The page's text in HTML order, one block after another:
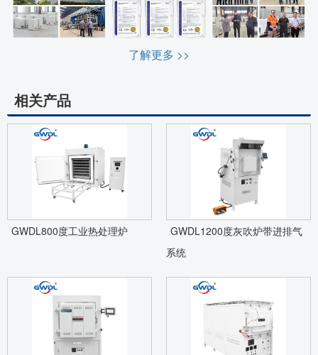
了解更多 >>
相关产品
GWDL800度工业热处理炉
GWDL1200度灰吹炉带进排气
系统